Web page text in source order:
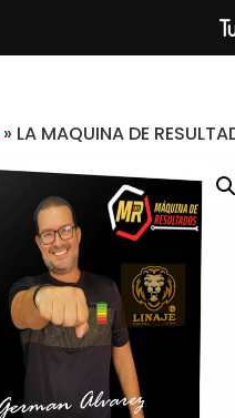
» LA MAQUINA DE
MENTORIA LIBERTAD
- AGUSTIN CASORZO